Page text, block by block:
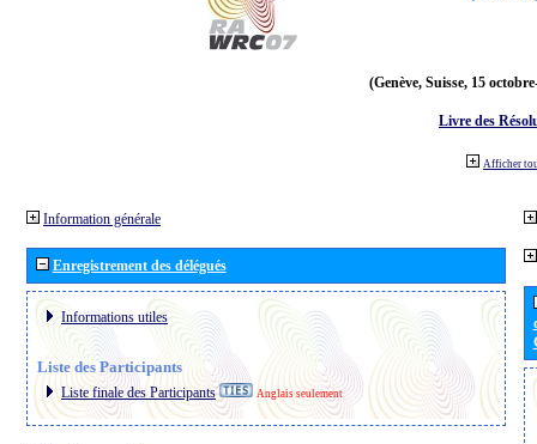
(Genève, Suisse, 15
Livre des
Afficher
Information générale
Enregistrement des délégués
Informations utiles
Liste des Participants
Liste finale des Participants Anglais seulement